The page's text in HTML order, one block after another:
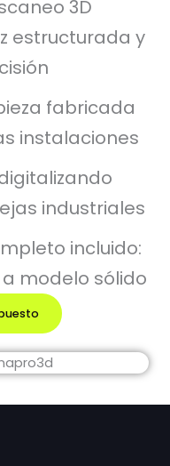
3D
estructurada y
fabricada
instalaciones
industriales
incluido:
modelo sólido